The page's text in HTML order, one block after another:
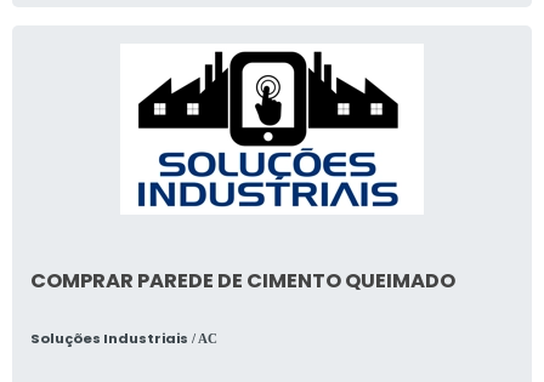
COMPRAR PAREDE DE CIMENTO QUEIMADO
Soluções Industriais / AC